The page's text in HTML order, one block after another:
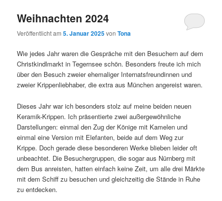
Weihnachten 2024
Veröffentlicht am5. Januar 2025vonTona
Wie jedes Jahr waren die Gespräche mit den Besuchern auf dem
Christkindlmarkt in Tegernsee schön. Besonders freute ich mich
über den Besuch zweier ehemaliger Internatsfreundinnen und
zweier Krippenliebhaber, die extra aus München angereist waren.
Dieses Jahr war ich besonders stolz auf meine beiden neuen
Keramik-Krippen. Ich präsentierte zwei außergewöhnliche
Darstellungen: einmal den Zug der Könige mit Kamelen und
einmal eine Version mit Elefanten, beide auf dem Weg zur
Krippe. Doch gerade diese besonderen Werke blieben leider oft
unbeachtet. Die Besuchergruppen, die sogar aus Nürnberg mit
dem Bus anreisten, hatten einfach keine Zeit, um alle drei Märkte
mit dem Schiff zu besuchen und gleichzeitig die Stände in Ruhe
zu entdecken.